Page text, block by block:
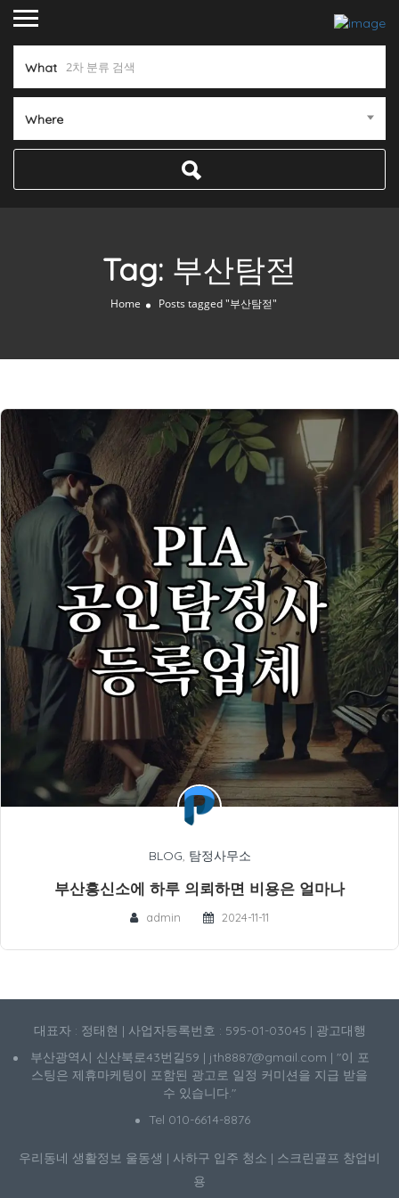
What
Where
Tag: 부산탐젇
Home Posts tagged "부산탐젇"
BLOG, 탐정사무소
부산흥신소에 하루 의뢰하면 비용은 얼마나
admin 2024-11-11
대표자 : 정태현 | 사업자등록번호 : 595-01-03045 | 광고대행
부산광역시 신산북로43번길59 | jth8887@gmail.com | "이 포
스팅은 제휴마케팅이 포함된 광고로 일정 커미션을 지급 받을
수 있습니다."
Tel 010-6614-8876
우리동네 생활정보 울동생 | 사하구 입주 청소 | 스크린골프 창업비
용